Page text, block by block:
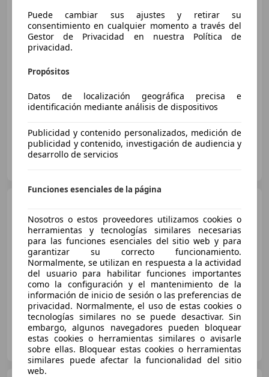
07/2007 363.151 km Diésel 130 kW (177 CV)
Clidrive Group
€ 9.000
Sin comparación
09/2010 198.000 km Diésel 135 kW (184 CV)
Particular
ES-04720 Roquetas de Mar
Puede cambiar sus ajustes y retirar su
consentimiento en cualquier momento a través del
Gestor de Privacidad en nuestra Política de
privacidad.
Propósitos
Datos de localización geográfica precisa e
identificación mediante análisis de dispositivos
Publicidad y contenido personalizados, medición de
publicidad y contenido, investigación de audiencia y
desarrollo de servicios
Funciones esenciales de la página
Nosotros o estos proveedores utilizamos cookies o
herramientas y tecnologías similares necesarias
para las funciones esenciales del sitio web y para
garantizar su correcto funcionamiento.
Normalmente, se utilizan en respuesta a la actividad
del usuario para habilitar funciones importantes
como la configuración y el mantenimiento de la
información de inicio de sesión o las preferencias de
privacidad. Normalmente, el uso de estas cookies o
tecnologías similares no se puede desactivar. Sin
embargo, algunos navegadores pueden bloquear
estas cookies o herramientas similares o avisarle
sobre ellas. Bloquear estas cookies o herramientas
similares puede afectar la funcionalidad del sitio
web.